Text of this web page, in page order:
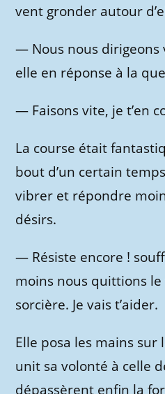
vent gronder autour
— Nous nous
elle en réponse à la
— Faisons vite, je t’en
La course était
bout d’un certain
vibrer et répondre
désirs.
— Résiste encore !
moins nous quittions
sorcière. Je vais t’aider.
Elle posa les mains
unit sa volonté à celle
dépassèrent enfin la